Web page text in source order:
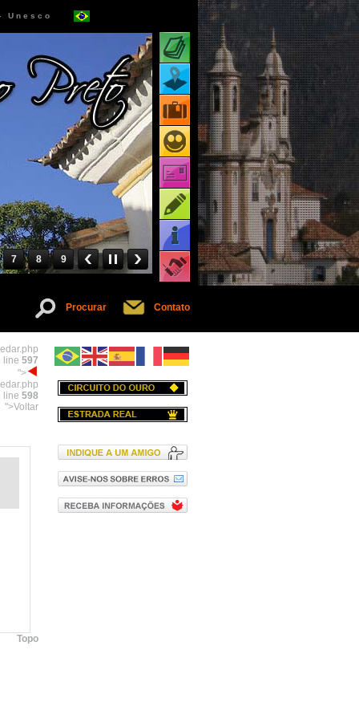
Unesco
7 8 9
Atrações turísticas
Mapa de atrações
Pacotes turísticos
Receptivos turísticos
Cartões virtuais
Dicas
Informações
Serviços
Procurar Contato
line 597
">
line 598
">Voltar
Topo